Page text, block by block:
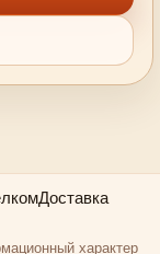
Доставка
характер